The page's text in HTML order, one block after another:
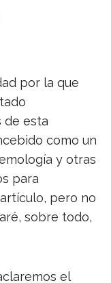
por la que
de esta
como un
y otras
para
pero no
sobre todo,
el